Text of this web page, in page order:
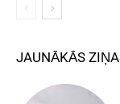
JAUNĀKĀS